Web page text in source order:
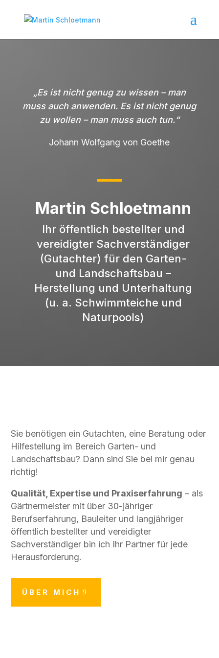
„Es ist nicht genug zu wissen – man
muss auch anwenden. Es ist nicht genug
zu wollen – man muss auch tun.“
Johann Wolfgang von Goethe
Martin Schloetmann
Ihr öffentlich bestellter und
vereidigter Sachverständiger
(Gutachter) für den Garten-
und Landschaftsbau –
Herstellung und Unterhaltung
(u. a. Schwimmteiche und
Naturpools)
Sie benötigen ein Gutachten, eine Beratung oder
Hilfestellung im Bereich Garten- und
Landschaftsbau? Dann sind Sie bei mir genau
richtig!
Qualität, Expertise und Praxiserfahrung – als
Gärtnermeister mit über 30-jähriger
Berufserfahrung, Bauleiter und langjähriger
öffentlich bestellter und vereidigter
Sachverständiger bin ich Ihr Partner für jede
Herausforderung.
ÜBER MICH